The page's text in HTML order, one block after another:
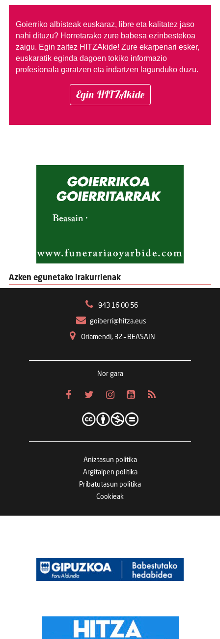
Goierriko albisteak euskaraz, libre eta kalitatez jaso
nahi dituzu? Horretarako zure babesa ezinbestekoa
zaigu. Egin zaitez HITZAkide! Zure ekarpenari esker,
euskaratik eginda dagoen tokiko informazio
profesionala garatzen eta indartzen lagunduko duzu.
Egin HITZAkide
Azken egunetako irakurrienak
943 16 00 56
goiberri@hitza.eus
Oriamendi, 32 – BEASAIN
Nor gara
Aniztasun politika
Argitalpen politika
Pribatutasun politika
Cookieak